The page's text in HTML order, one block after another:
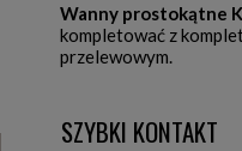
Wanny prostokątne
kompletować z
przelewowym.
SZYBKI KONTAKT